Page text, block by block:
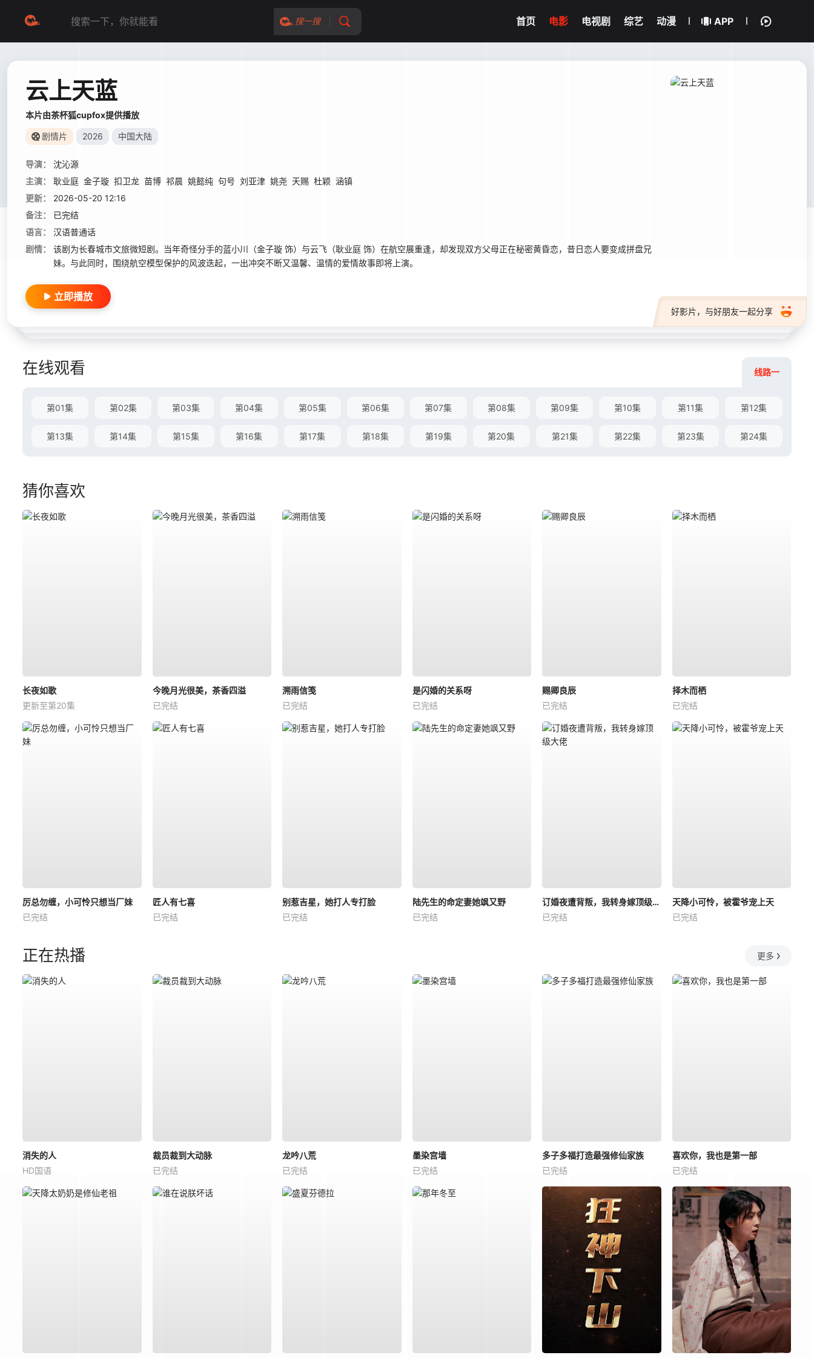
搜一搜 首页 电影 电视剧 综艺 动漫 APP
云上天蓝
本片由茶杯狐cupfox提供播放
剧情片 2026 中国大陆
导演：
沈沁源
主演：
耿业庭 金子璇 扣卫龙 苗博 祁晨 姚懿纯 句号 刘亚津 姚尧 天赐 杜颖 涵镇
更新：
2026-05-20 12:16
备注：
已完结
语言：
汉语普通话
剧情：
该剧为长春城市文旅微短剧。当年奇怪分手的蓝小川（金子璇 饰）与云飞（耿业庭 饰）在航空展重逢，却发现双方父母正在秘密黄昏恋，昔日恋人要变成拼盘兄
妹。与此同时，围绕航空模型保护的风波迭起，一出冲突不断又温馨、温情的爱情故事即将上演。
好影片，与好朋友一起分享
立即播放
在线观看 线路一
第01集 第02集 第03集 第04集 第05集 第06集 第07集 第08集 第09集 第10集 第11集 第12集
第13集 第14集 第15集 第16集 第17集 第18集 第19集 第20集 第21集 第22集 第23集 第24集
猜你喜欢
长夜如歌
更新至第20集
今晚月光很美，茶香四溢
已完结
溯雨信笺
已完结
是闪婚的关系呀
已完结
赐卿良辰
已完结
择木而栖
已完结
厉总勿缠，小可怜只想当厂妹
已完结
匠人有七喜
已完结
别惹吉星，她打人专打脸
已完结
陆先生的命定妻她飒又野
已完结
订婚夜遭背叛，我转身嫁顶级大佬
已完结
天降小可怜，被霍爷宠上天
已完结
正在热播 更多
消失的人
HD国语
裁员裁到大动脉
已完结
龙吟八荒
已完结
墨染宫墙
已完结
多子多福打造最强修仙家族
已完结
喜欢你，我也是第一部
已完结